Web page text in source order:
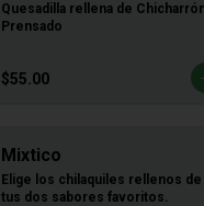
Quesadilla rellena de
Prensado
$55.00
Mixtico
Elige los chilaquiles rellenos de
tus dos sabores favoritos.